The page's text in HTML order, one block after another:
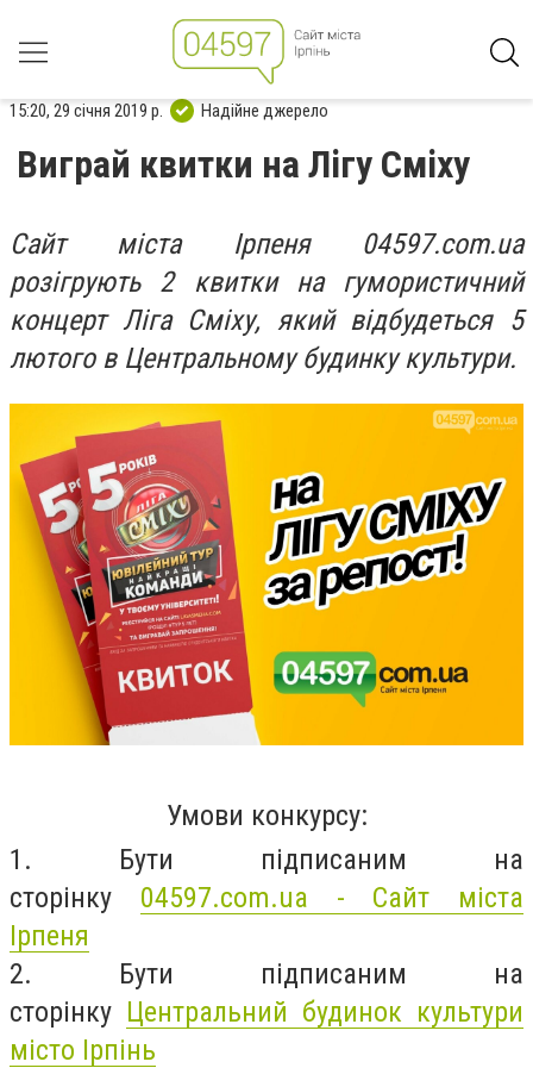
15:20, 29 січня 2019 р. Надійне джерело
Виграй квитки на Лігу Сміху
Сайт міста Ірпеня 04597.com.ua
розігрують 2 квитки на гумористичний
концерт Ліга Сміху, який відбудеться 5
лютого в Центральному будинку культури.
Умови конкурсу:
1. Бути пiдписаним на
сторiнку 04597.com.ua - Сайт міста
Ірпеня
2. Бути пiдписаним на
сторiнку Центральний будинок культури
місто Ірпінь